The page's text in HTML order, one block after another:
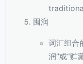
囤润
词汇组合
润”或“贮